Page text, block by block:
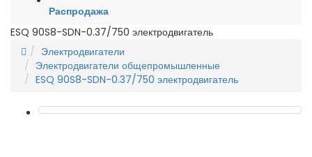
Распродажа
ESQ 90S8-SDN-0.37/750 электродвигатель
Электродвигатели
Электродвигатели общепромышленные
ESQ 90S8-SDN-0.37/750 электродвигатель